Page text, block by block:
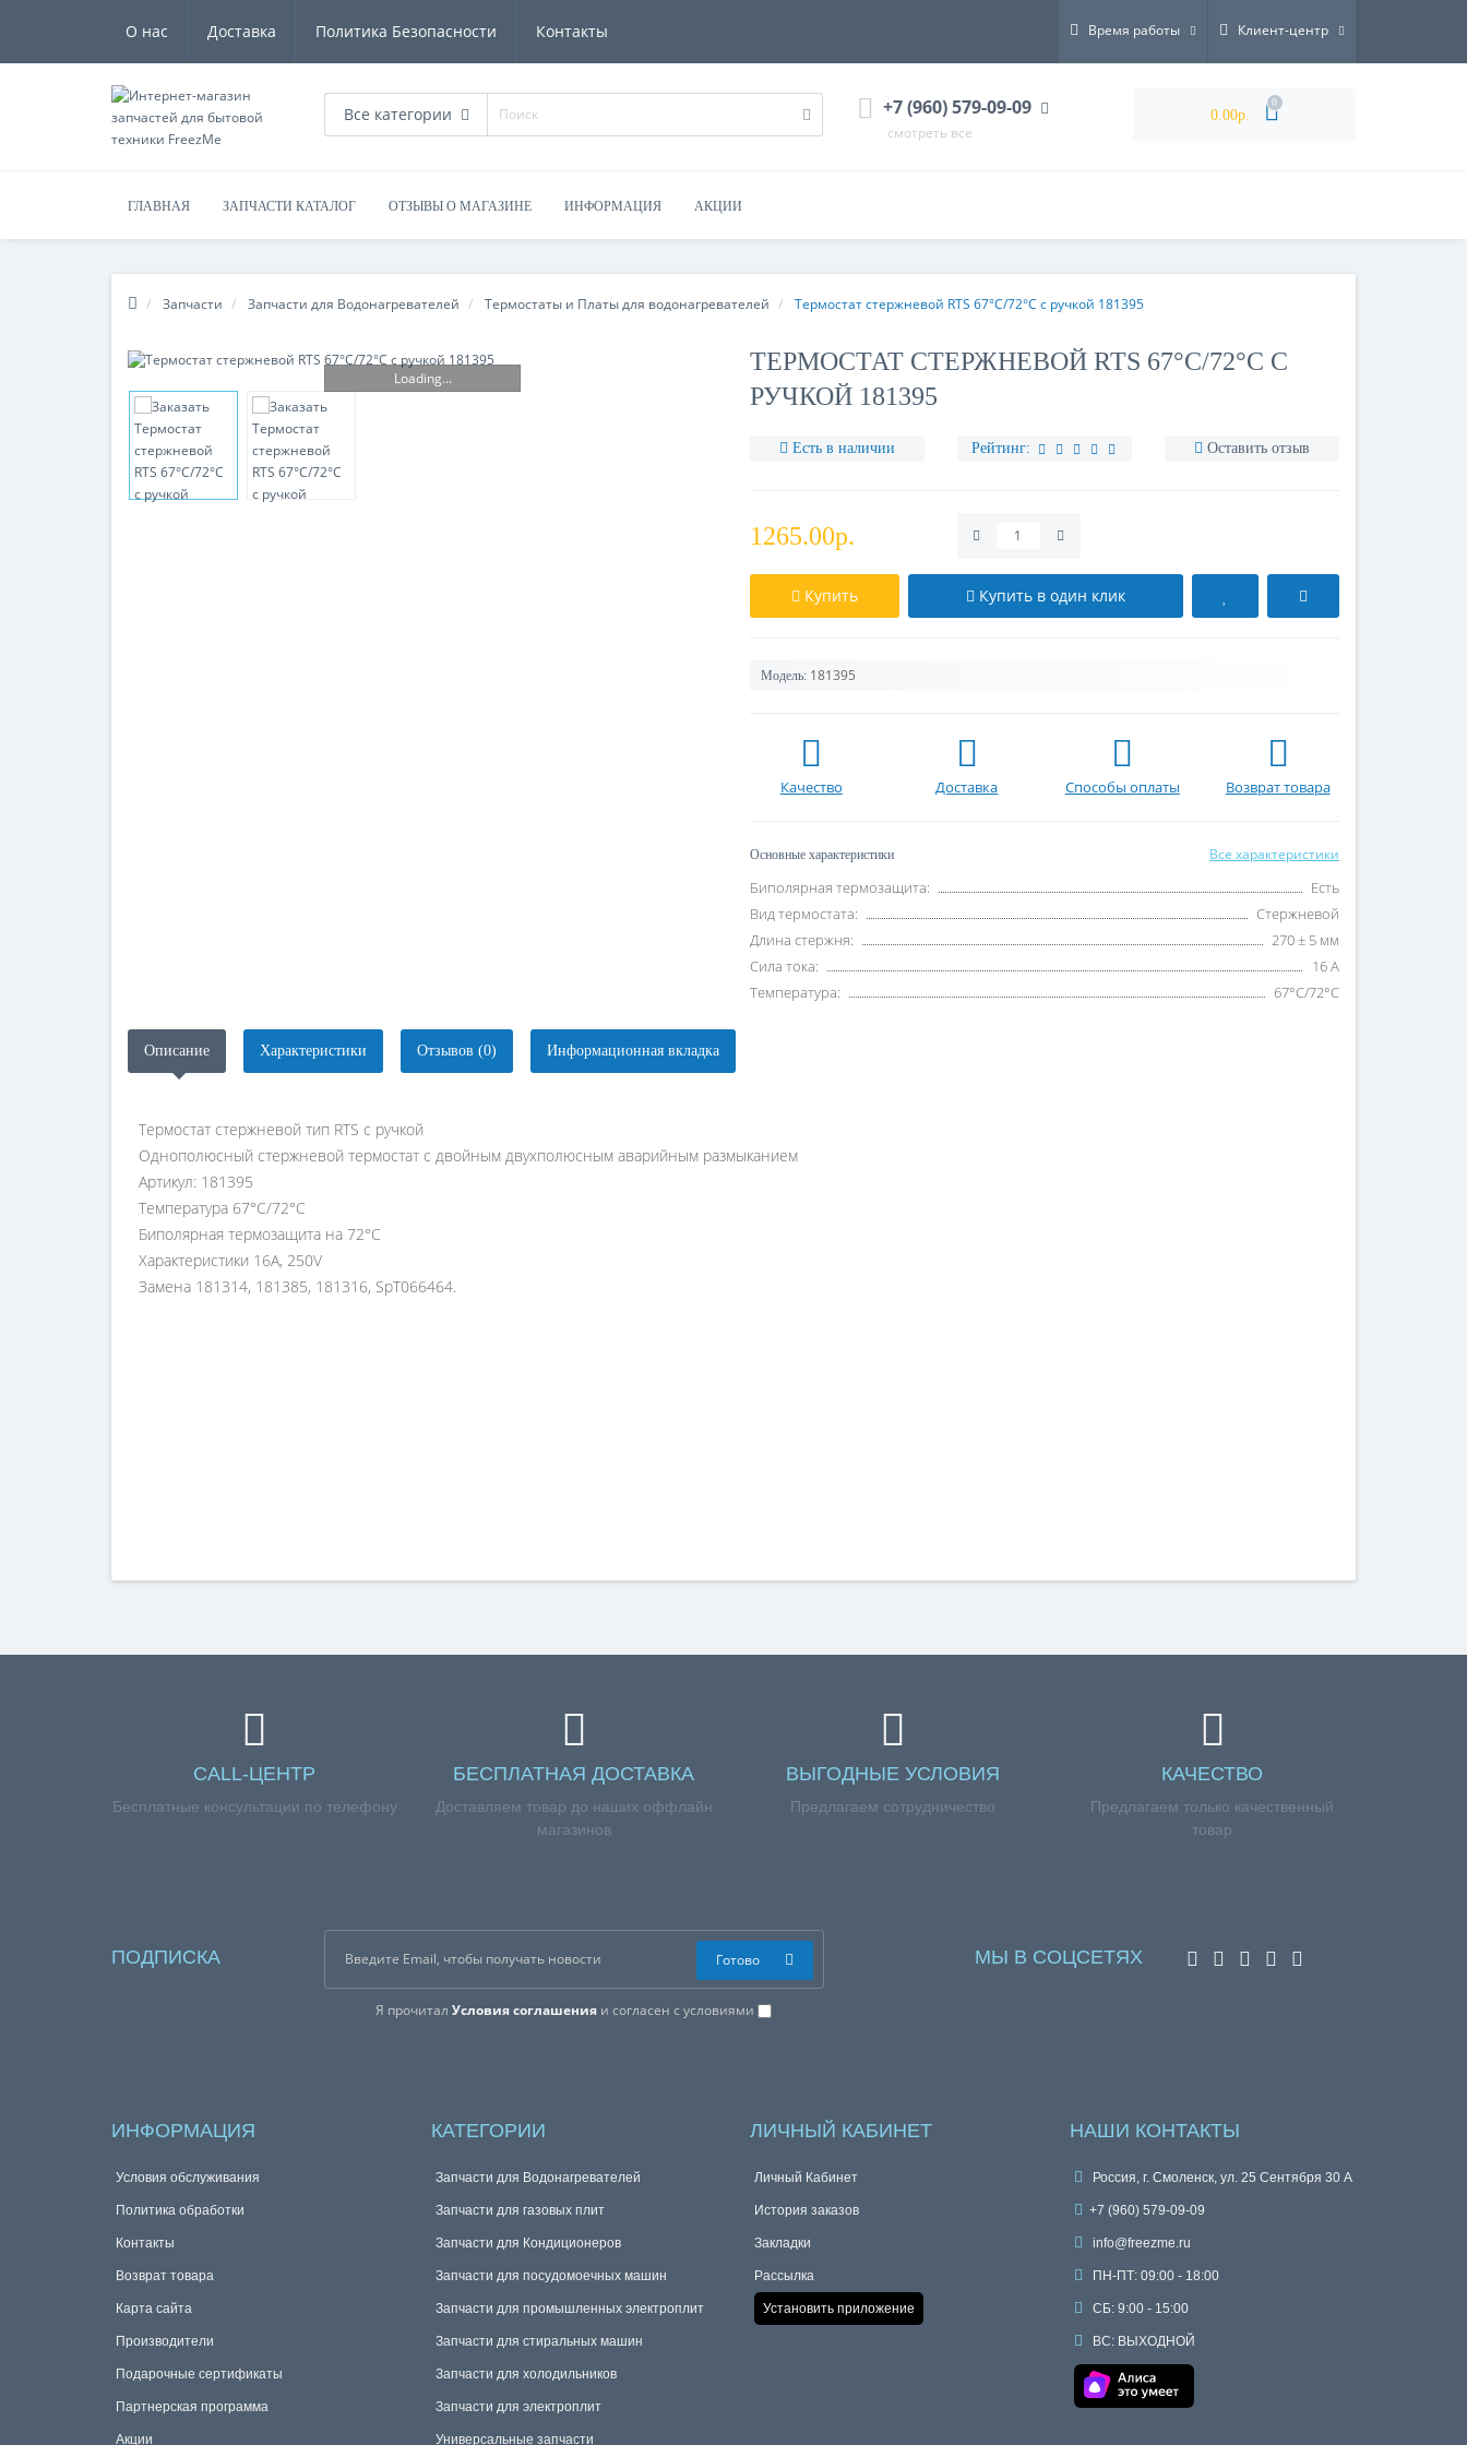
О нас Доставка Политика Безопасности Контакты Время работы Клиент-центр
Все категории +7 (960) 579-09-09
смотреть все
0.00р.
0
ГЛАВНАЯ ЗАПЧАСТИ КАТАЛОГ ОТЗЫВЫ О МАГАЗИНЕ ИНФОРМАЦИЯ АКЦИИ
Запчасти Запчасти для Водонагревателей Термостаты и Платы для водонагревателей Термостат стержневой RTS 67°С/72°С с ручкой 181395
Loading...
ТЕРМОСТАТ СТЕРЖНЕВОЙ RTS 67°С/72°С С
РУЧКОЙ 181395
Есть в наличии Рейтинг: Оставить отзыв
1265.00р.
Купить Купить в один клик
Модель: 181395
Качество Доставка Способы оплаты Возврат товара
Основные характеристики Все характеристики
Биполярная термозащита:
Есть
Вид термостата:
Стержневой
Длина стержня:
270 ± 5 мм
Сила тока:
16 А
Температура:
67°С/72°С
Описание Характеристики Отзывов (0) Информационная вкладка
Термостат стержневой тип RTS с ручкой
Однополюсный стержневой термостат с двойным двухполюсным аварийным размыканием
Артикул: 181395
Температура 67°С/72°С
Биполярная термозащита на 72°С
Характеристики 16A, 250V
Замена 181314, 181385, 181316, SpT066464.
CALL-ЦЕНТР
Бесплатные консультации по телефону
БЕСПЛАТНАЯ ДОСТАВКА
Доставляем товар до наших оффлайн
магазинов
ВЫГОДНЫЕ УСЛОВИЯ
Предлагаем сотрудничество
КАЧЕСТВО
Предлагаем только качественный
товар
ПОДПИСКА
Я прочиталУсловия соглашения и согласен с условиями
Готово МЫ В СОЦСЕТЯХ
ИНФОРМАЦИЯ
Условия обслуживания
Политика обработки
Контакты
Возврат товара
Карта сайта
Производители
Подарочные сертификаты
Партнерская программа
Акции
КАТЕГОРИИ
Запчасти для Водонагревателей
Запчасти для газовых плит
Запчасти для Кондиционеров
Запчасти для посудомоечных машин
Запчасти для промышленных электроплит
Запчасти для стиральных машин
Запчасти для холодильников
Запчасти для электроплит
Универсальные запчасти
ЛИЧНЫЙ КАБИНЕТ
Личный Кабинет
История заказов
Закладки
Рассылка
Установить приложение
НАШИ КОНТАКТЫ
Россия, г. Смоленск, ул. 25 Сентября 30 А
+7 (960) 579-09-09
info@freezme.ru
ПН-ПТ: 09:00 - 18:00
СБ: 9:00 - 15:00
ВС: ВЫХОДНОЙ